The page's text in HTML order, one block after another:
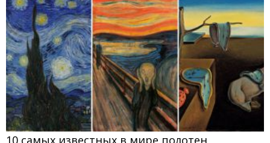
10 самых известных в мире полотен